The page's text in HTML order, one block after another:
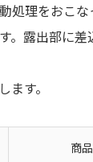
処理をおこ
。露出部に
ます。
商